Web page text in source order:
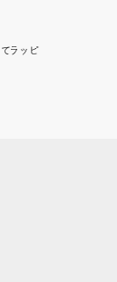
ラッピ